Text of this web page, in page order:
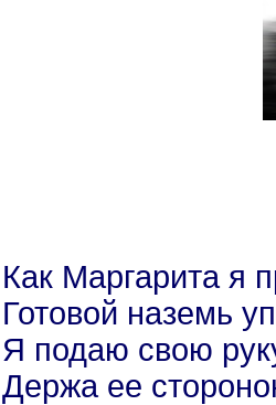
Как Маргарита я
Готовой наземь
Я подаю свою
Держа ее